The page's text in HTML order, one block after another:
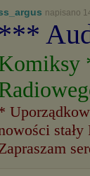
napisano
***